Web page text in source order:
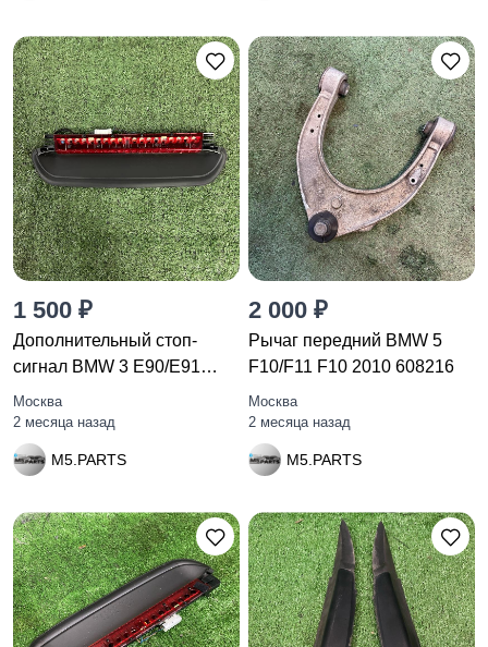
1 500 ₽
Дополнительный стоп-
сигнал BMW 3 E90/E91
рест. E90
Москва
2 месяца назад
M5.PARTS
2 000 ₽
Рычаг передний BMW 5
F10/F11 F10 2010 608216
Москва
2 месяца назад
M5.PARTS